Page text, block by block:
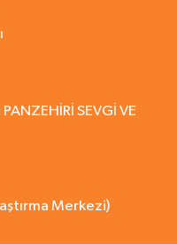
SEVGİ VE
RAM (Rehberlik Araştırma Merkezi)